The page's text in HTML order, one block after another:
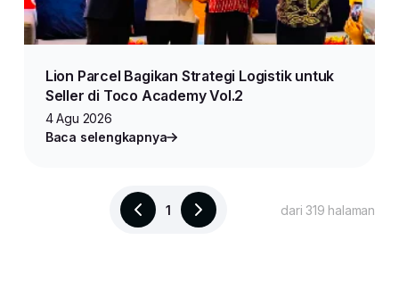
Lion Parcel Bagikan Strategi Logistik untuk
Seller di Toco Academy Vol.2
4 Agu 2026
Baca selengkapnya
1 dari 319 halaman